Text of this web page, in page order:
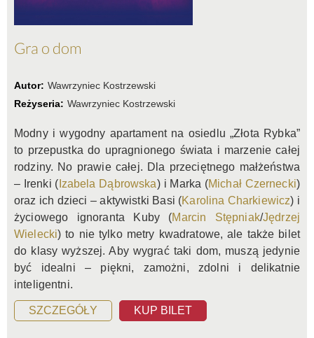
Gra o dom
Autor: Wawrzyniec Kostrzewski
Reżyseria: Wawrzyniec Kostrzewski
Modny i wygodny apartament na osiedlu „Złota Rybka”
to przepustka do upragnionego świata i marzenie całej
rodziny. No prawie całej. Dla przeciętnego małżeństwa
– Irenki ( Izabela Dąbrowska) i Marka (Michał Czernecki)
oraz ich dzieci – aktywistki Basi (Karolina Charkiewicz) i
życiowego ignoranta Kuby (Marcin Stępniak/Jędrzej
Wielecki) to nie tylko metry kwadratowe, ale także bilet
do klasy wyższej. Aby wygrać taki dom, muszą jedynie
być idealni – piękni, zamożni, zdolni i delikatnie
inteligentni.
SZCZEGÓŁY KUP BILET